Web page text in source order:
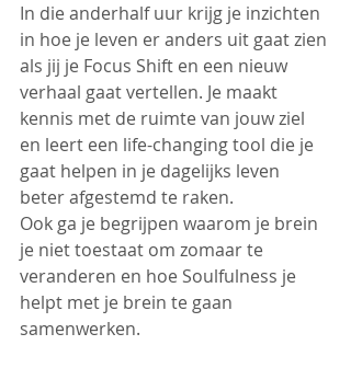
In die anderhalf uur krijg je inzichten
in hoe je leven er anders uit gaat zien
als jij je Focus Shift en een nieuw
verhaal gaat vertellen. Je maakt
kennis met de ruimte van jouw ziel
en leert een life-changing tool die je
gaat helpen in je dagelijks leven
beter afgestemd te raken.
Ook ga je begrijpen waarom je brein
je niet toestaat om zomaar te
veranderen en hoe Soulfulness je
helpt met je brein te gaan
samenwerken.